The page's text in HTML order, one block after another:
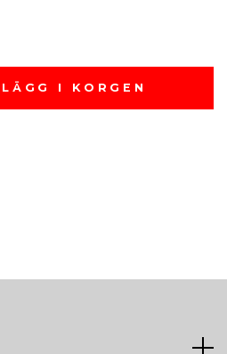
LÄGG I KORGEN